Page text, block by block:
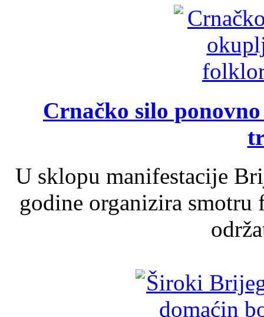
Crnačko silo
U sklopu manifestacije
godine organizira